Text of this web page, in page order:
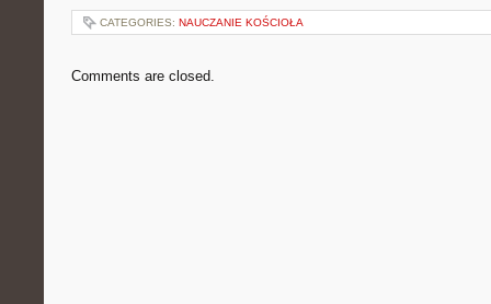
CATEGORIES: NAUCZANIE KOŚCIOŁA
Comments are closed.